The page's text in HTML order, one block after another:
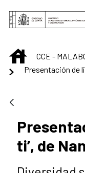
Skip to Main
INICIO
CCE -
ti’, de